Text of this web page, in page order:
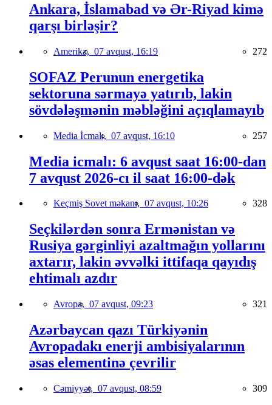
Ankara, İslamabad və Ər-Riyad kimə
qarşı birləşir?
Amerika, 07 avqust, 16:19 272
SOFAZ Perunun energetika
sektoruna sərmayə yatırıb, lakin
sövdələşmənin məbləğini açıqlamayıb
Media İcmalı, 07 avqust, 16:10 257
Media icmalı: 6 avqust saat 16:00-dan
7 avqust 2026-cı il saat 16:00-dək
Keçmiş Sovet məkanı, 07 avqust, 10:26 328
Seçkilərdən sonra Ermənistan və
Rusiya gərginliyi azaltmağın yollarını
axtarır, lakin əvvəlki ittifaqa qayıdış
ehtimalı azdır
Avropa, 07 avqust, 09:23 321
Azərbaycan qazı Türkiyənin
Avropadakı enerji ambisiyalarının
əsas elementinə çevrilir
Cəmiyyət, 07 avqust, 08:59 309